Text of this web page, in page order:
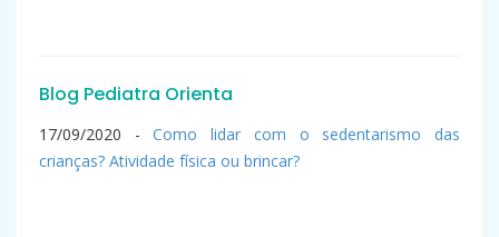
Blog Pediatra Orienta
17/09/2020 -Como lidar com o sedentarismo das
crianças? Atividade física ou brincar?